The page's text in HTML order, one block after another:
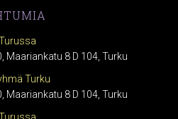
Maariankatu 8 D 104, Turku
Turku
Maariankatu 8 D 104, Turku